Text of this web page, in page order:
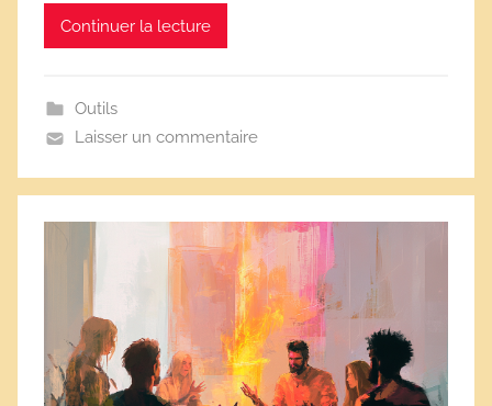
Continuer la lecture
Outils
Laisser un commentaire